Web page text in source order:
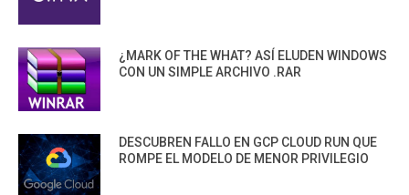
¿MARK OF THE WHAT? ASÍ ELUDEN WINDOWS
CON UN SIMPLE ARCHIVO .RAR
DESCUBREN FALLO EN GCP CLOUD RUN QUE
ROMPE EL MODELO DE MENOR PRIVILEGIO